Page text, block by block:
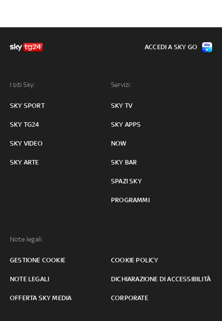
I siti Sky:
SKY SPORT
SKY TG24
SKY VIDEO
SKY ARTE
Servizi:
SKY TV
SKY APPS
NOW
SKY BAR
SPAZI SKY
PROGRAMMI
Note legali:
GESTIONE COOKIE COOKIE POLICY
NOTE LEGALI DICHIARAZIONE DI ACCESSIBILITÀ
OFFERTA SKY MEDIA CORPORATE
ACCEDI A SKY GO